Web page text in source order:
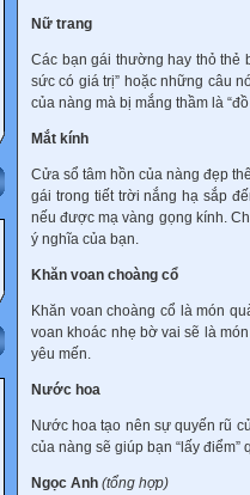
Nữ trang
Các bạn gái thường hay thỏ thẻ
sức có giá trị” hoặc những câu
của nàng mà bị mắng thầm là
Mắt kính
Cửa sổ tâm hồn của nàng đẹp
gái trong tiết trời nắng hạ sắp
nếu được mạ vàng gọng kính.
ý nghĩa của bạn.
Khăn voan choàng cổ
Khăn voan choàng cổ là món
voan khoác nhẹ bờ vai sẽ là
yêu mến.
Nước hoa
Nước hoa tạo nên sự quyến rũ
của nàng sẽ giúp bạn “lấy điểm”
Ngọc Anh (tổng hợp)